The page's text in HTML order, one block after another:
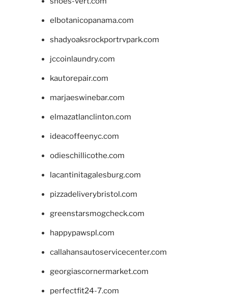
elbotanicopanama.com
shadyoaksrockportrvpark.com
jccoinlaundry.com
kautorepair.com
marjaeswinebar.com
elmazatlanclinton.com
ideacoffeenyc.com
odieschillicothe.com
lacantinitagalesburg.com
pizzadeliverybristol.com
greenstarsmogcheck.com
happypawspl.com
callahansautoservicecenter.com
georgiascornermarket.com
perfectfit24-7.com